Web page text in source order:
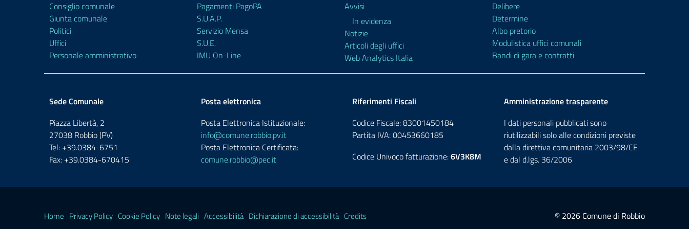
Consiglio comunale
Giunta comunale
Politici
Uffici
Personale amministrativo
Pagamenti PagoPA
S.U.A.P.
Servizio Mensa
S.U.E.
IMU On-Line
Avvisi
In evidenza
Notizie
Articoli degli uffici
Web Analytics Italia
Delibere
Determine
Albo pretorio
Modulistica uffici comunali
Bandi di gara e contratti
Sede Comunale
Piazza Libertà, 2
27038 Robbio (PV)
Tel: +39.0384-6751
Fax: +39.0384-670415
Posta elettronica
Posta Elettronica Istituzionale:
info@comune.robbio.pv.it
Posta Elettronica Certificata:
comune.robbio@pec.it
Riferimenti Fiscali
Codice Fiscale: 83001450184
Partita IVA: 00453660185
Codice Univoco fatturazione:6V3K8M
Amministrazione trasparente
I dati personali pubblicati sono
riutilizzabili solo alle condizioni previste
dalla direttiva comunitaria 2003/98/CE
e dal d.lgs. 36/2006
Home Privacy Policy Cookie Policy Note legali Accessibilità Dichiarazione di accessibilità Credits © 2026 Comune di Robbio